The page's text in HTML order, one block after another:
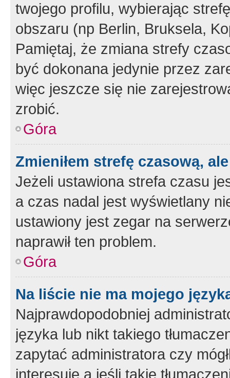
twojego profilu, wybierając
obszaru (np Berlin, Bruksela,
Pamiętaj, że zmiana strefy
być dokonana jedynie przez
więc jeszcze się nie
zrobić.
Góra
Zmieniłem strefę czasową,
Jeżeli ustawiona strefa czasu
a czas nadal jest wyświetlany
ustawiony jest zegar na
naprawił ten problem.
Góra
Na liście nie ma mojego
Najprawdopodobniej
języka lub nikt takiego
zapytać administratora czy
interesuje a jeśli takie